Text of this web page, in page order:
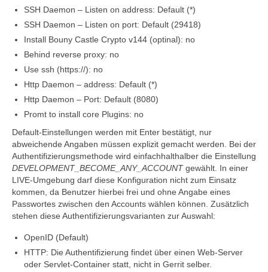
SSH Daemon – Listen on address: Default (*)
SSH Daemon – Listen on port: Default (29418)
Install Bouny Castle Crypto v144 (optinal): no
Behind reverse proxy: no
Use ssh (https://): no
Http Daemon – address: Default (*)
Http Daemon – Port: Default (8080)
Promt to install core Plugins: no
Default-Einstellungen werden mit Enter bestätigt, nur
abweichende Angaben müssen explizit gemacht werden. Bei der
Authentifizierungsmethode wird einfachhalthalber die Einstellung
DEVELOPMENT_BECOME_ANY_ACCOUNTgewählt. In einer
LIVE-Umgebung darf diese Konfiguration nicht zum Einsatz
kommen, da Benutzer hierbei frei und ohne Angabe eines
Passwortes zwischen den Accounts wählen können. Zusätzlich
stehen diese Authentifizierungsvarianten zur Auswahl:
OpenID (Default)
HTTP: Die Authentifizierung findet über einen Web-Server
oder Servlet-Container statt, nicht in Gerrit selber.